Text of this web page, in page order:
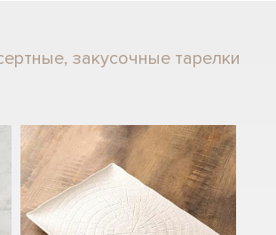
закусочные тарелки